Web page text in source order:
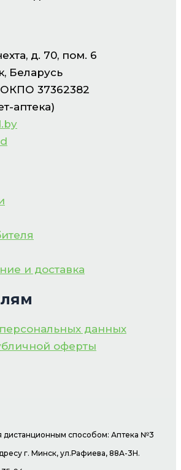
д. 70, пом. 6
Беларусь
37362382
аптека)
и доставка
данных
оферты
дистанционным способом: Аптека №3
г. Минск, ул.Рафиева, 88А-3Н.